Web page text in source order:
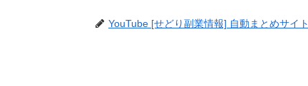
YouTube [せどり副業情報] 自動まとめサイト